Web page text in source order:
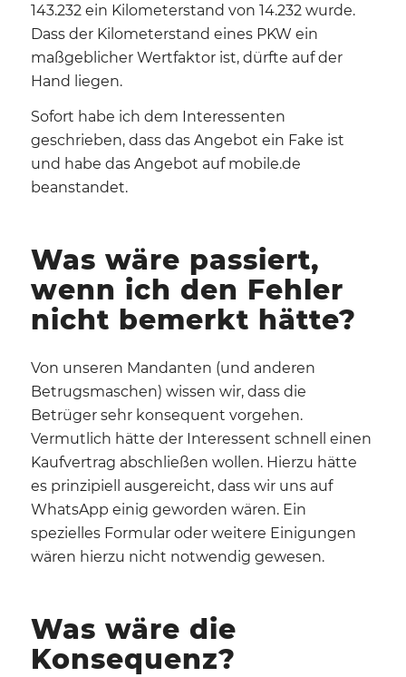
143.232 ein Kilometerstand von 14.232 wurde.
Dass der Kilometerstand eines PKW ein
maßgeblicher Wertfaktor ist, dürfte auf der
Hand liegen.
Sofort habe ich dem Interessenten
geschrieben, dass das Angebot ein Fake ist
und habe das Angebot auf mobile.de
beanstandet.
Was wäre passiert,
wenn ich den Fehler
nicht bemerkt hätte?
Von unseren Mandanten (und anderen
Betrugsmaschen) wissen wir, dass die
Betrüger sehr konsequent vorgehen.
Vermutlich hätte der Interessent schnell einen
Kaufvertrag abschließen wollen. Hierzu hätte
es prinzipiell ausgereicht, dass wir uns auf
WhatsApp einig geworden wären. Ein
spezielles Formular oder weitere Einigungen
wären hierzu nicht notwendig gewesen.
Was wäre die
Konsequenz?